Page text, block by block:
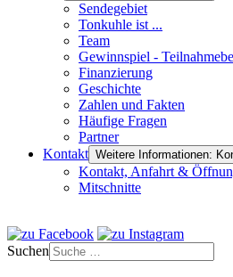
Sendegebiet
Tonkuhle ist ...
Team
Gewinnspiel -
Finanzierung
Geschichte
Zahlen und Fakten
Häufige Fragen
Partner
Kontakt Weitere Informationen:
Kontakt, Anfahrt &
Mitschnitte
Suchen